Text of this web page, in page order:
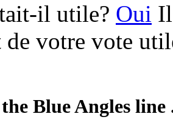
il utile? Oui
votre vote
Blue Angles line